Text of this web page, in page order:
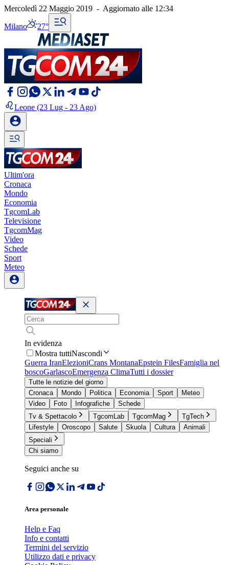
Mercoledì 22 Maggio 2019 - Aggiornato alle 12:34
Milano 27°
Leone (23 Lug - 23 Ago)
Ultim'ora
Cronaca
Mondo
Economia
TgcomLab
Televisione
TgcomMag
Video
Schede
Sport
Meteo
In evidenza
Mostra tuttiNascondi
Guerra IranElezioniCrans MontanaEpstein FilesFamiglia nel
boscoGarlascoEmergenza ClimaTutti i dossier
Tutte le notizie del giorno
Cronaca
Mondo Politica Economia Sport
Meteo
Video
Foto Infografiche
Schede
Tv & Spettacolo
TgcomLab TgcomMag
TgTech
Lifestyle
Oroscopo Salute Skuola Cultura
Animali
Speciali
Chi siamo
Seguici anche su
Area personale
Help e Faq
Info e contatti
Termini del servizio
Utilizzo dati e privacy